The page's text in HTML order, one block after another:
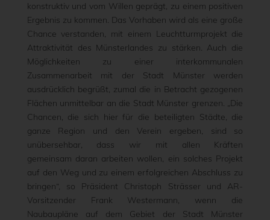
konstruktiv und vom Willen geprägt, zu einem positiven
Ergebnis zu kommen. Das Vorhaben wird als eine große
Chance verstanden, mit einem Leuchtturmprojekt die
Attraktivität des Münsterlandes zu stärken. Auch die
Möglichkeiten zu einer interkommunalen
Zusammenarbeit mit der Stadt Münster werden
ausdrücklich begrüßt, zumal die in Betracht gezogenen
Flächen unmittelbar an die Stadt Münster grenzen. „Die
Chancen, die sich hier für die beteiligten Städte, die
ganze Region und den Verein ergeben, sind so
unübersehbar, dass wir mit allen Kräften
gemeinsam daran arbeiten wollen, ein solches Projekt
auf den Weg und zu einem erfolgreichen Abschluss zu
bringen“, so Präsident Christoph Strässer und AR-
Vorsitzender Frank Westermann, wenn die
Naubaupläne auf dem Gebiet der Stadt Münster